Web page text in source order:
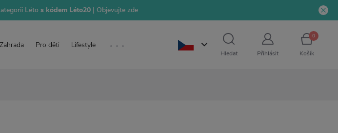
Létos kódem Léto20 | Objevujte zde
Zahrada Pro děti Lifestyle
Hledat Přihlásit
0
Košík